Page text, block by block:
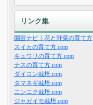
リンク集
園芸ナビ｜花と野菜の育て方
スイカの育て方.com
キュウリの育て方.com
ナスの育て方.com
ダイコン栽培.com
タマネギ栽培.com
ニンニク栽培.com
ジャガイモ栽培.com